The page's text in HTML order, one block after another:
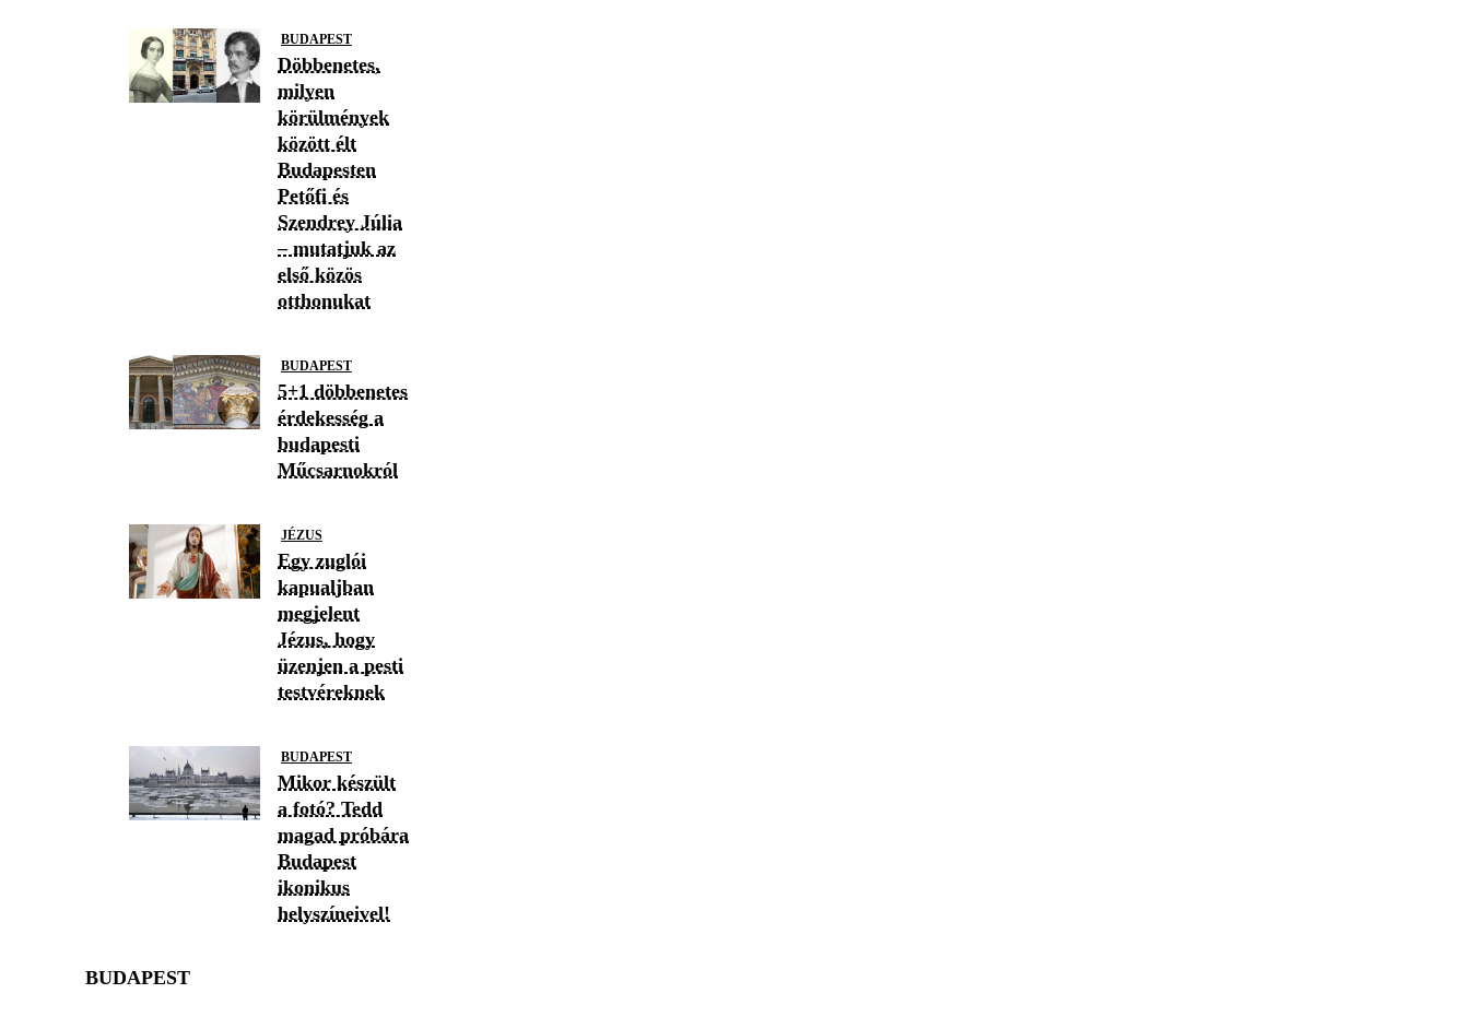
BUDAPEST
Döbbenetes,
milyen
körülmények
között élt
Budapesten
Petőfi és
Szendrey Júlia
– mutatjuk az
első közös
otthonukat
BUDAPEST
5+1 döbbenetes
érdekesség a
budapesti
Műcsarnokról
JÉZUS
Egy zuglói
kapualjban
megjelent
Jézus, hogy
üzenjen a pesti
testvéreknek
BUDAPEST
Mikor készült
a fotó? Tedd
magad próbára
Budapest
ikonikus
helyszíneivel!
BUDAPEST